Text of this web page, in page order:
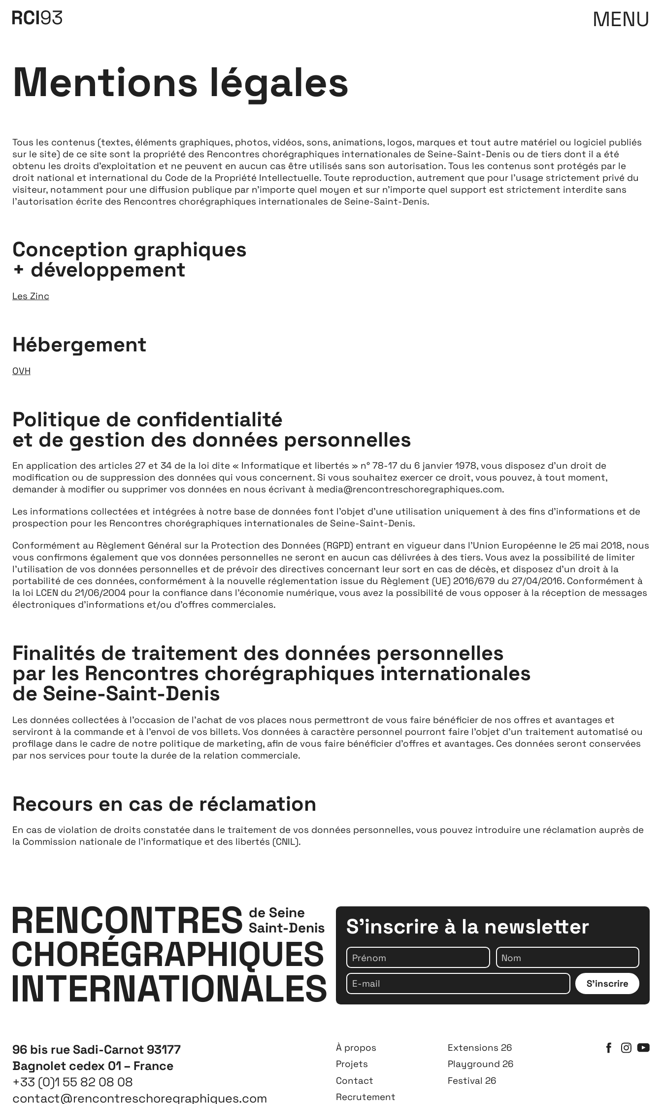
MENU
Extensions
26
26 JUILLET ↘ 5 SEPTEMBRE
Playground
26
Mentions légales
Tous les contenus (textes, éléments graphiques, photos, vidéos, sons, animations, logos, marques et tout autre matériel ou logiciel publiés
sur le site) de ce site sont la propriété des Rencontres chorégraphiques internationales de Seine-Saint-Denis ou de tiers dont il a été
obtenu les droits d’exploitation et ne peuvent en aucun cas être utilisés sans son autorisation. Tous les contenus sont protégés par le
droit national et international du Code de la Propriété Intellectuelle. Toute reproduction, autrement que pour l’usage strictement privé du
visiteur, notamment pour une diffusion publique par n’importe quel moyen et sur n’importe quel support est strictement interdite sans
l’autorisation écrite des Rencontres chorégraphiques internationales de Seine-Saint-Denis.
Conception graphiques
+ développement
Les Zinc
Hébergement
OVH
Politique de confidentialité
et de gestion des données personnelles
En application des articles 27 et 34 de la loi dite « Informatique et libertés » n° 78-17 du 6 janvier 1978, vous disposez d’un droit de
modification ou de suppression des données qui vous concernent. Si vous souhaitez exercer ce droit, vous pouvez, à tout moment,
demander à modifier ou supprimer vos données en nous écrivant à media@rencontreschoregraphiques.com.
Les informations collectées et intégrées à notre base de données font l’objet d’une utilisation uniquement à des fins d’informations et de
prospection pour les Rencontres chorégraphiques internationales de Seine-Saint-Denis.
Conformément au Règlement Général sur la Protection des Données (RGPD) entrant en vigueur dans l’Union Européenne le 25 mai 2018, nous
vous confirmons également que vos données personnelles ne seront en aucun cas délivrées à des tiers. Vous avez la possibilité de limiter
l’utilisation de vos données personnelles et de prévoir des directives concernant leur sort en cas de décès, et disposez d’un droit à la
portabilité de ces données, conformément à la nouvelle réglementation issue du Règlement (UE) 2016/679 du 27/04/2016. Conformément à
la loi LCEN du 21/06/2004 pour la confiance dans l’économie numérique, vous avez la possibilité de vous opposer à la réception de messages
électroniques d’informations et/ou d’offres commerciales.
Finalités de traitement des données personnelles
par les Rencontres chorégraphiques internationales
de Seine-Saint-Denis
Les données collectées à l’occasion de l’achat de vos places nous permettront de vous faire bénéficier de nos offres et avantages et
serviront à la commande et à l’envoi de vos billets. Vos données à caractère personnel pourront faire l’objet d’un traitement automatisé ou
profilage dans le cadre de notre politique de marketing, afin de vous faire bénéficier d’offres et avantages. Ces données seront conservées
par nos services pour toute la durée de la relation commerciale.
Recours en cas de réclamation
En cas de violation de droits constatée dans le traitement de vos données personnelles, vous pouvez introduire une réclamation auprès de
la Commission nationale de l’informatique et des libertés (CNIL).
RENCONTRES
CHORÉGRAPHIQUES
INTERNATIONALES
de Seine
Saint-Denis
S'inscrire à la newsletter
S'inscrire
96 bis rue Sadi-Carnot 93177
Bagnolet cedex 01 – France
+33 (0)1 55 82 08 08
contact@rencontreschoregraphiques.com
À propos
Projets
Contact
Recrutement
Extensions 26
Playground 26
Festival 26